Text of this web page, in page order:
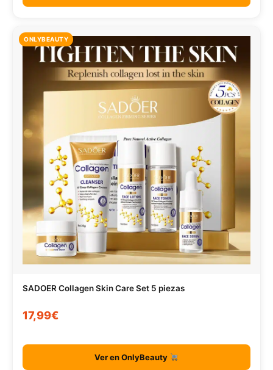
ONLYBEAUTY
SADOER Collagen Skin Care Set 5 piezas
17,99€
Ver en OnlyBeauty